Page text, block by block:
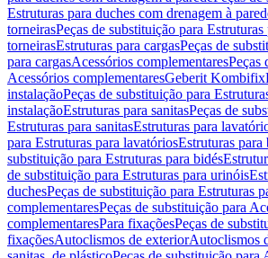
Estruturas para duches com drenagem à
torneirasPeças de substituição para Estruturas
torneirasEstruturas para cargasPeças de
para cargasAcessórios complementaresPeças
Acessórios complementaresGeberit Kombifix
instalaçãoPeças de substituição para
instalaçãoEstruturas para sanitasPeças de
Estruturas para sanitasEstruturas para
para Estruturas para lavatóriosEstruturas para
substituição para Estruturas para bidés
de substituição para Estruturas para urinóis
duchesPeças de substituição para Estruturas
complementaresPeças de substituição para
complementaresPara fixaçõesPeças de
fixaçõesAutoclismos de exteriorAutoclismos